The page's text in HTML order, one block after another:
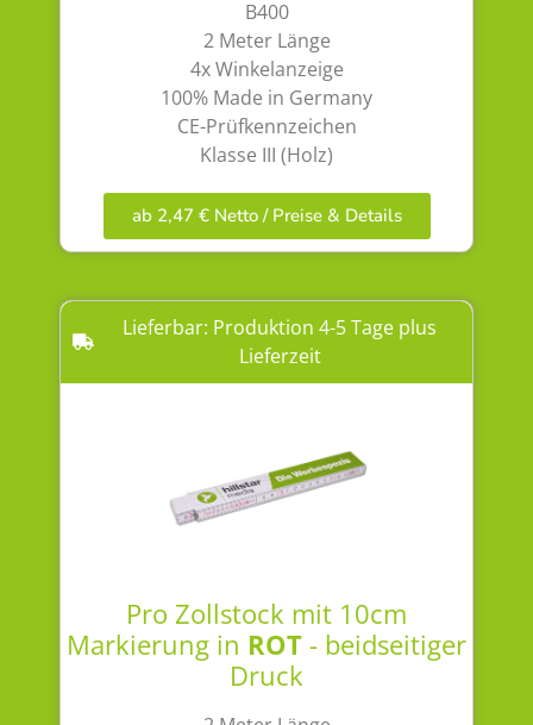
B400
2 Meter Länge
4x Winkelanzeige
100% Made in Germany
CE-Prüfkennzeichen
Klasse III (Holz)
ab 2,47 € Netto / Preise & Details
Lieferbar: Produktion 4-5 Tage plus
Lieferzeit
Pro Zollstock mit 10cm
Markierung in ROT- beidseitiger
Druck